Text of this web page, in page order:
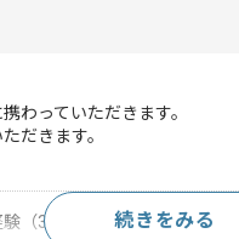
わっていただきます。
だきます。
験（3話以上）続きをみる